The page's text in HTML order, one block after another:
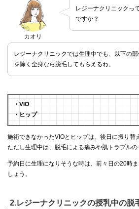
カオリ
レジーナクリニックっ
ですか？
レジーナクリニックでは生理中でも、以下の部
を除く全身なら脱毛してもらえるわ。
・VIO
・ヒップ
施術できなかったVIOとヒップは、後日に振り替
ただし生理中は、脱毛による痛みや肌トラブルの
予約日に生理になりそうな時は、前々日の20時
しょう。
2.レジーナクリニックの授乳中の脱